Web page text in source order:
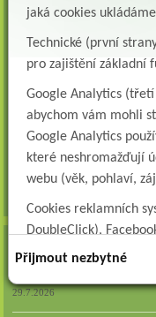
Všeobecná sestra na plicní
SESTRA na oddělení
Albertinum,
KLINICKÉHO LOGOPEDA
Ergoterapeut/ka
Albertinum, odborný léčebný
poměru: ERGOTERAPEUTA,
29.7.2026
jaká cookies
Technické (první
pro zajištění základní
Google Analytics
abychom vám mohli
Google Analytics
které neshromažďují
webu (věk, pohlaví,
Cookies reklamních
DoubleClick),
dlouhodobé). Tyto
například
Přijmout nezbytné